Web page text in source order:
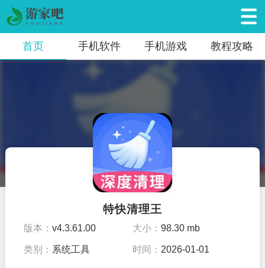
首页 手机软件 手机游戏 教程攻略
特快清理王
版本：v4.3.61.00 大小： 98.30 mb
类别： 系统工具 时间： 2026-01-01